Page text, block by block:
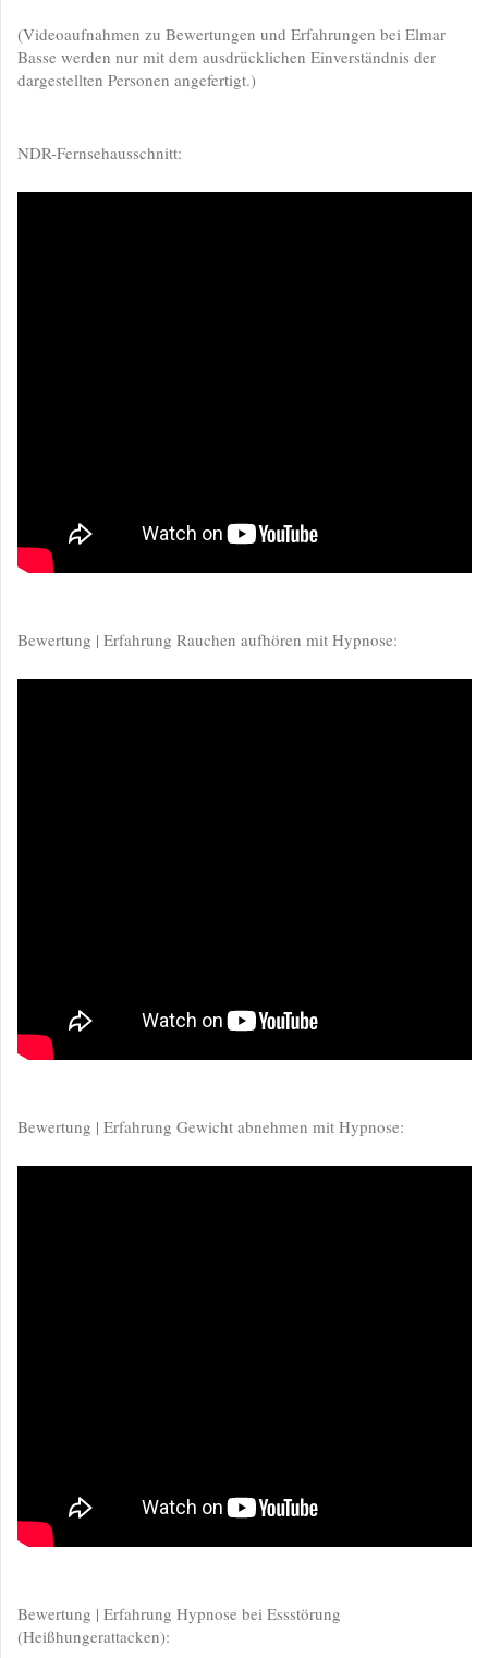
(Videoaufnahmen zu Bewertungen und Erfahrungen bei Elmar
Basse werden nur mit dem ausdrücklichen Einverständnis der
dargestellten Personen angefertigt.)
NDR-Fernsehausschnitt:
Bewertung | Erfahrung Rauchen aufhören mit Hypnose:
Bewertung | Erfahrung Gewicht abnehmen mit Hypnose:
Bewertung | Erfahrung Hypnose bei Essstörung
(Heißhungerattacken):